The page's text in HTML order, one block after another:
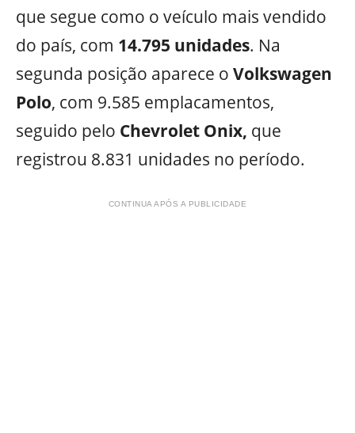
que segue como o veículo mais vendido
do país, com 14.795 unidades. Na
segunda posição aparece o Volkswagen
Polo, com 9.585 emplacamentos,
seguido pelo Chevrolet Onix, que
registrou 8.831 unidades no período.
CONTINUA APÓS A PUBLICIDADE